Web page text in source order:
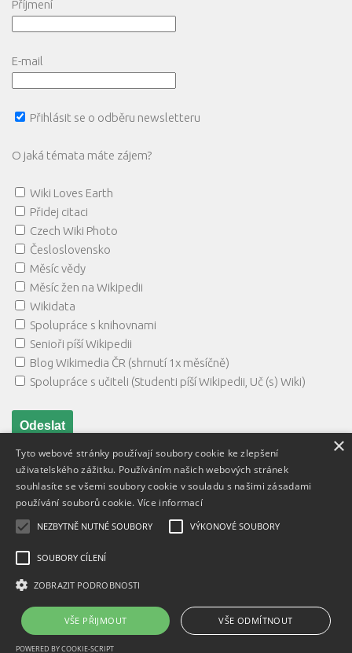
Příjmení
E-mail
Přihlásit se o odběru newsletteru
O jaká témata máte zájem?
Wiki Loves Earth
Přidej citaci
Czech Wiki Photo
Česloslovensko
Měsíc vědy
Měsíc žen na Wikipedii
Wikidata
Spolupráce s knihovnami
Senioři píší Wikipedii
Blog Wikimedia ČR (shrnutí 1x měsíčně)
Spolupráce s učiteli (Studenti píší Wikipedii, Uč (s) Wiki)
Textový obsah je zveřejněn pod licencíCreative Commons BY
uvedeny u těchto materiálů.
Powered by
×
Tyto webové stránky používají soubory cookie ke zlepšení
uživatelského zážitku. Používáním našich webových stránek
souhlasíte se všemi soubory cookie v souladu s našimi zásadami
používání souborů cookie. Více informací
NEZBYTNĚ NUTNÉ SOUBORY VÝKONOVÉ SOUBORY
SOUBORY CÍLENÍ
ZOBRAZIT PODROBNOSTI
VŠE PŘIJMOUT VŠE ODMÍTNOUT
POWERED BY COOKIE-SCRIPT